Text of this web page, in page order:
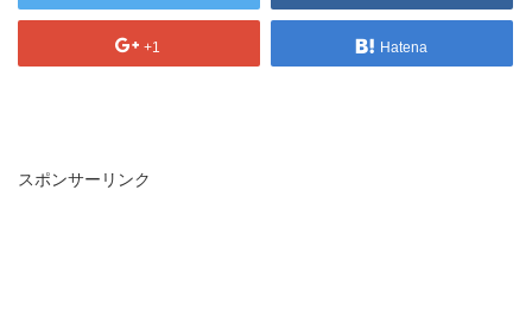
+1 Hatena
スポンサーリンク